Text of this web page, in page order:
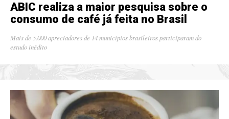
ABIC realiza a maior pesquisa sobre o
consumo de café já feita no Brasil
Mais de 5.000 apreciadores de 14 municípios brasileiros participaram do
estudo inédito